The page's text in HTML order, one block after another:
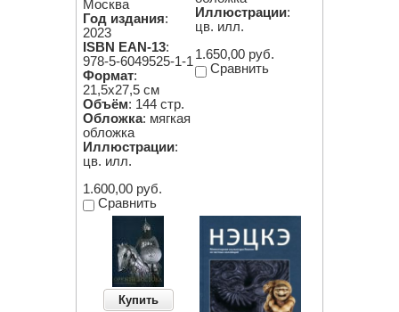
Москва
Год издания:
2023
ISBN EAN-13:
978-5-6049525-1-1
Формат:
21,5х27,5 см
Объём: 144 стр.
Обложка: мягкая
обложка
Иллюстрации:
цв. илл.
1.600,00 руб.
Сравнить
Иллюстрации:
цв. илл.
1.650,00 руб.
Сравнить
Купить